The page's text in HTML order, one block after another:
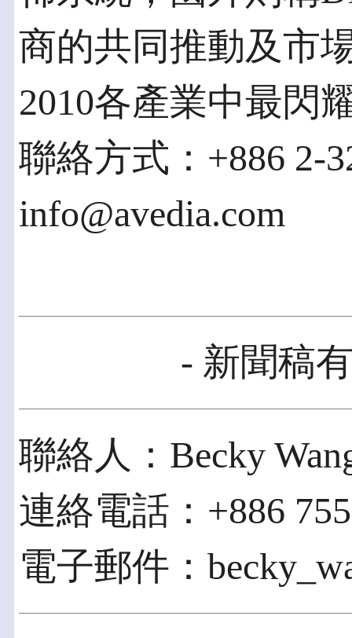
商的共同推動及市
2010各產業中最閃
聯絡方式：+886 2-
info@avedia.com
- 新聞稿
聯絡人：Becky
連絡電話：+886
電子郵件：